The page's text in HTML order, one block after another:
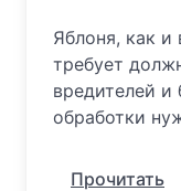
Яблоня, как и
требует
вредителей и
обработки
Прочитать